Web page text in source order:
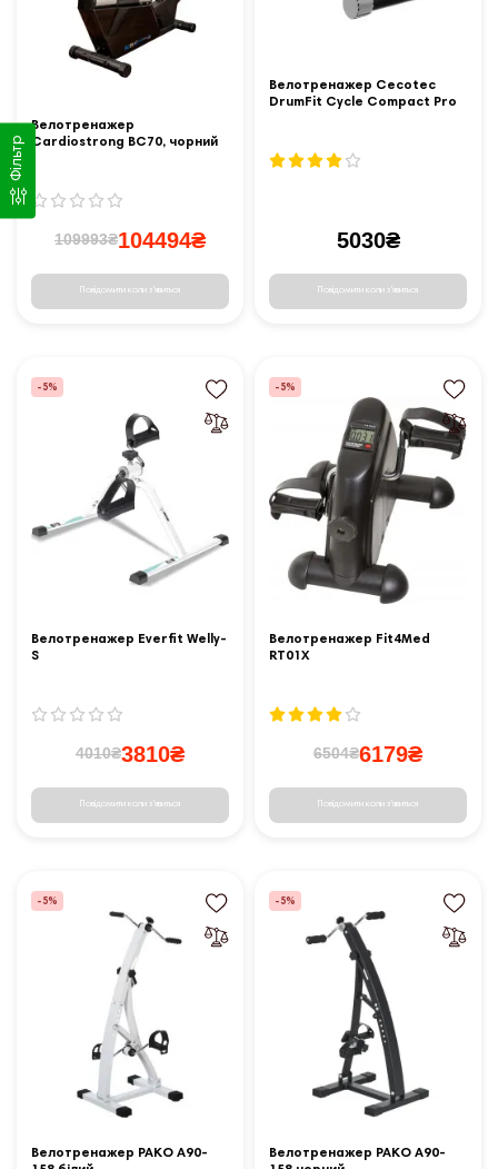
Фільтр
Велотренажер
Cardiostrong BC70, чорний
109993₴104494₴
Повідомити коли з'явиться
Велотренажер Cecotec
DrumFit Cycle Compact Pro
5030₴
Повідомити коли з'явиться
-5%
Велотренажер Everfit Welly-
S
4010₴3810₴
Повідомити коли з'явиться
-5%
Велотренажер Fit4Med
RT01X
6504₴6179₴
Повідомити коли з'явиться
-5%
Велотренажер PAKO A90-
-5%
Велотренажер PAKO A90-